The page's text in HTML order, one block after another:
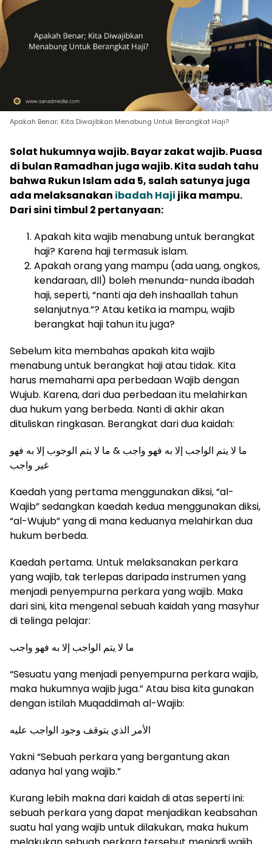
Apakah Benar; Kita Diwajibkan Menabung Untuk Berangkat Haji?
Solat hukumnya wajib. Bayar zakat wajib. Puasa
di bulan Ramadhan juga wajib. Kita sudah tahu
bahwa Rukun Islam ada 5, salah satunya juga
ada melaksanakan ibadah Haji jika mampu.
Dari sini timbul 2 pertanyaan:
Apakah kita wajib menabung untuk berangkat
haji? Karena haji termasuk islam.
Apakah orang yang mampu (ada uang, ongkos,
kendaraan, dll) boleh menunda-nunda ibadah
haji, seperti, “nanti aja deh inshaallah tahun
selanjutnya.”? Atau ketika ia mampu, wajib
berangkat haji tahun itu juga?
Sebelum kita membahas apakah kita wajib
menabung untuk berangkat haji atau tidak. Kita
harus memahami apa perbedaan Wajib dengan
Wujub. Karena, dari dua perbedaan itu melahirkan
dua hukum yang berbeda. Nanti di akhir akan
dituliskan ringkasan. Berangkat dari dua kaidah:
غير واجب
Kaedah yang pertama menggunakan diksi, “al-
Wajib” sedangkan kaedah kedua menggunakan diksi,
“al-Wujub” yang di mana keduanya melahirkan dua
hukum berbeda.
Kaedah pertama. Untuk melaksanakan perkara
yang wajib, tak terlepas daripada instrumen yang
menjadi penyempurna perkara yang wajib. Maka
dari sini, kita mengenal sebuah kaidah yang masyhur
di telinga pelajar:
‎ما لا يتم الواجب إلا به فهو واجب
“Sesuatu yang menjadi penyempurna perkara wajib,
maka hukumnya wajib juga.” Atau bisa kita gunakan
dengan istilah Muqaddimah al-Wajib:
‎الأمر الذي يتوقف وجود الواجب عليه
Yakni “Sebuah perkara yang bergantung akan
adanya hal yang wajib.”
Kurang lebih makna dari kaidah di atas seperti ini:
sebuah perkara yang dapat menjadikan keabsahan
suatu hal yang wajib untuk dilakukan, maka hukum